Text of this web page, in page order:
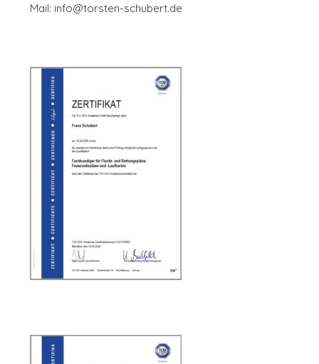
Mail: info@torsten-schubert.de